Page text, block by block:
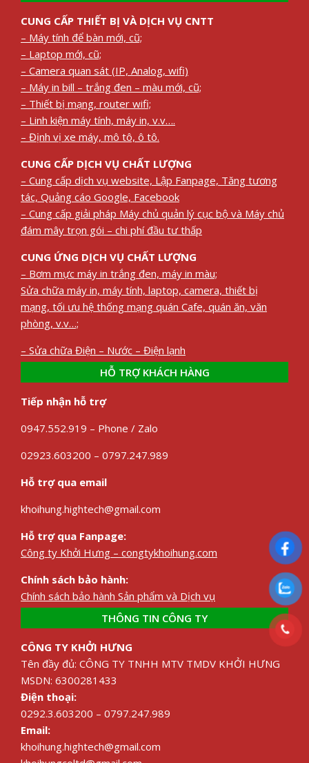
CUNG CẤP THIẾT BỊ VÀ DỊCH VỤ CNTT
– Máy tính để bàn mới, cũ;
– Laptop mới, cũ;
– Camera quan sát (IP, Analog, wifi)
– Máy in bill – trắng đen – màu mới, cũ;
– Thiết bị mạng, router wifi;
– Linh kiện máy tính, máy in, v.v….
– Định vị xe máy, mô tô, ô tô.
CUNG CẤP DỊCH VỤ CHẤT LƯỢNG
– Cung cấp dịch vụ website, Lập Fanpage, Tăng tương
tác, Quảng cáo Google, Facebook
– Cung cấp giải pháp Máy chủ quản lý cục bộ và Máy chủ
đám mây trọn gói – chi phí đầu tư thấp
CUNG ỨNG DỊCH VỤ CHẤT LƯỢNG
– Bơm mực máy in trắng đen, máy in màu;
Sửa chữa máy in, máy tính, laptop, camera, thiết bị
mạng, tối ưu hệ thống mạng quán Cafe, quán ăn, văn
phòng, v.v…;
– Sửa chữa Điện – Nước – Điện lạnh
HỖ TRỢ KHÁCH HÀNG
Tiếp nhận hỗ trợ
0947.552.919 – Phone / Zalo
02923.603200 – 0797.247.989
Hỗ trợ qua email
khoihung.hightech@gmail.com
Hỗ trợ qua Fanpage:
Công ty Khởi Hưng – congtykhoihung.com
Chính sách bảo hành:
Chính sách bảo hành Sản phẩm và Dịch vụ
THÔNG TIN CÔNG TY
CÔNG TY KHỞI HƯNG
Tên đầy đủ: CÔNG TY TNHH MTV TMDV KHỞI HƯNG
MSDN: 6300281433
Điện thoại:
0292.3.603200 – 0797.247.989
Email:
khoihung.hightech@gmail.com